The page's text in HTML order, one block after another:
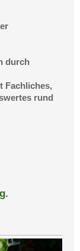
durch
Fachliches,
rund